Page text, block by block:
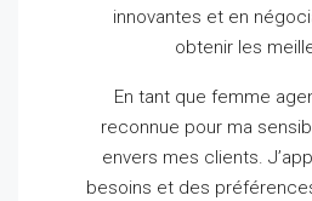
innovantes et en
obtenir les
En tant que femme
reconnue pour ma
envers mes clients.
besoins et des